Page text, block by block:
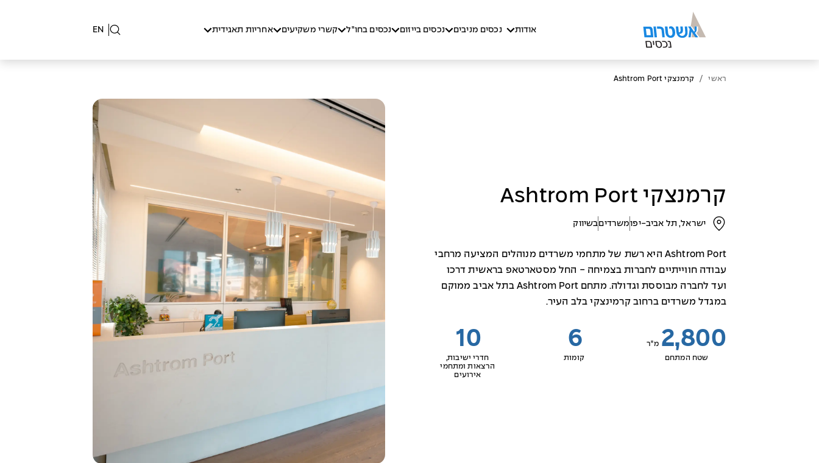
אודות נכסים מניבים נכסים בייזום נכסים בחו"ל קשרי משקיעים אחריות תאגידית EN
ראשי / קרמנצקי Ashtrom Port
קרמנצקי Ashtrom Port
ישראל, תל אביב-יפומשרדיםבשיווק
Ashtrom Port היא רשת של מתחמי משרדים מנוהלים המציעה מרחבי
עבודה חווייתיים לחברות בצמיחה - החל מסטארטאפ בראשית דרכו
ועד לחברה מבוססת וגדולה. מתחם Ashtrom Port בתל אביב ממוקם
במגדל משרדים ברחוב קרמינצקי בלב העיר.
2,800 מ"ר
שטח המתחם
6
קומות
10
חדרי ישיבות,
הרצאות ומתחמי
אירועים